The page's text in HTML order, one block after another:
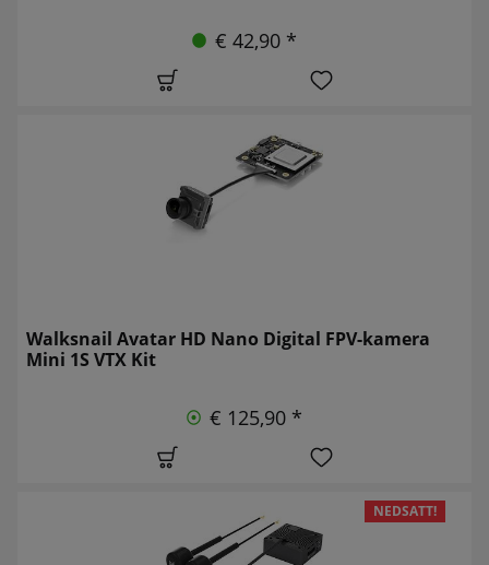
€ 42,90 *
Walksnail Avatar HD Nano Digital FPV-kamera
Mini 1S VTX Kit
€ 125,90 *
NEDSATT!